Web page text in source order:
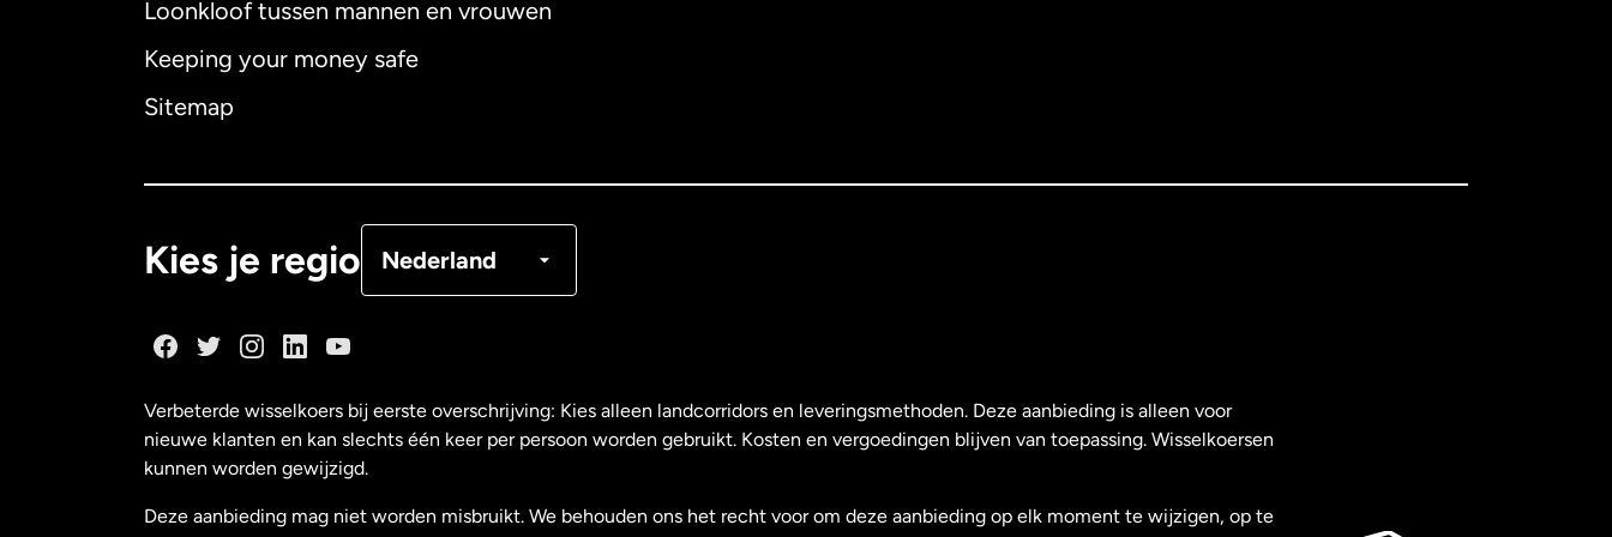
Loonkloof tussen mannen en vrouwen
Keeping your money safe
Sitemap
Kies je regio Nederland
Australië
Verbeterde wisselkoers bij eerste overschrijving: Kies alleen landcorridors en leveringsmethoden. Deze aanbieding is alleen voor
nieuwe klanten en kan slechts één keer per persoon worden gebruikt. Kosten en vergoedingen blijven van toepassing. Wisselkoersen
kunnen worden gewijzigd.
Deze aanbieding mag niet worden misbruikt. We behouden ons het recht voor om deze aanbieding op elk moment te wijzigen, op te